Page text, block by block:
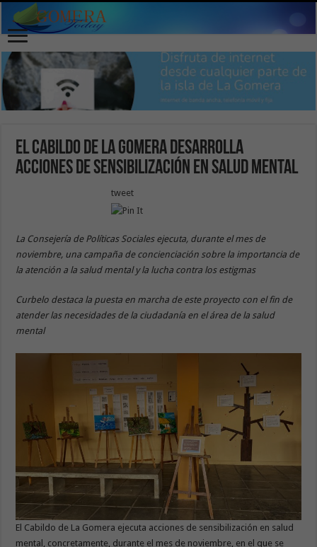
El Cabildo de La Gomera desarrolla
acciones de sensibilización en salud mental
tweet
La Consejería de Políticas Sociales ejecuta, durante el mes de
noviembre, una campaña de concienciación sobre la importancia de
la atención a la salud mental y la lucha contra los estigmas
Curbelo destaca la puesta en marcha de este proyecto con el fin de
atender las necesidades de la ciudadanía en el área de la salud
mental
El Cabildo de La Gomera ejecuta acciones de sensibilización en salud
mental, concretamente, durante el mes de noviembre, en el que se